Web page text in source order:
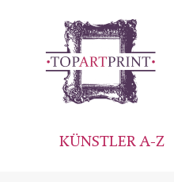
KÜNSTLER A-Z